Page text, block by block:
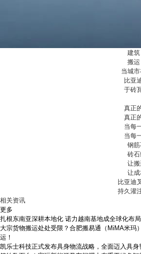
建
搬
当城
比亚
于砖
真正
真正
当每
当每
钢
砖
让
让
比亚迪
持久灌
相关资讯
更多
扎根东南亚深耕本地化 诺力越南基地成全球化布
大宗货物搬运处处受限？合肥搬易通（MiMA米玛
运！
凯乐士科技正式发布具身物流战略，全面迈入具